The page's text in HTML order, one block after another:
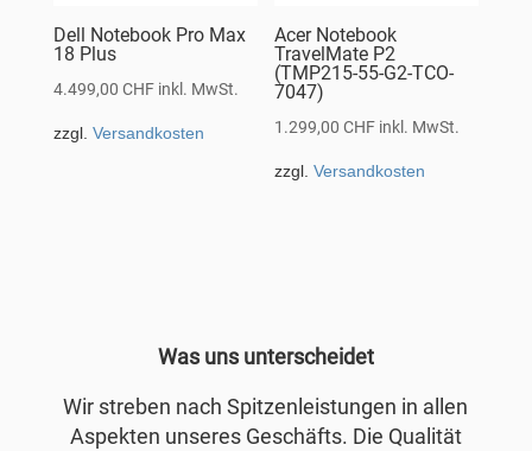
Dell Notebook Pro Max
18 Plus
4.499,00 CHF inkl. MwSt.
zzgl. Versandkosten
Acer Notebook
TravelMate P2
(TMP215-55-G2-TCO-
7047)
1.299,00CHF inkl. MwSt.
zzgl.Versandkosten
Was uns unterscheidet
Wir streben nach Spitzenleistungen in allen
Aspekten unseres Geschäfts. Die Qualität